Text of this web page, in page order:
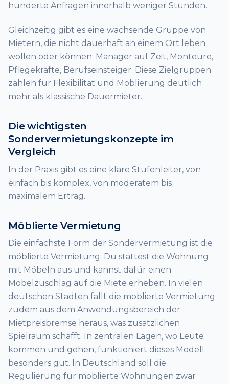
hunderte Anfragen innerhalb weniger Stunden.
Gleichzeitig gibt es eine wachsende Gruppe von
Mietern, die nicht dauerhaft an einem Ort leben
wollen oder können: Manager auf Zeit, Monteure,
Pflegekräfte, Berufseinsteiger. Diese Zielgruppen
zahlen für Flexibilität und Möblierung deutlich
mehr als klassische Dauermieter.
Die wichtigsten
Sondervermietungskonzepte im
Vergleich
In der Praxis gibt es eine klare Stufenleiter, von
einfach bis komplex, von moderatem bis
maximalem Ertrag.
Möblierte Vermietung
Die einfachste Form der Sondervermietung ist die
möblierte Vermietung. Du stattest die Wohnung
mit Möbeln aus und kannst dafür einen
Möbelzuschlag auf die Miete erheben. In vielen
deutschen Städten fällt die möblierte Vermietung
zudem aus dem Anwendungsbereich der
Mietpreisbremse heraus, was zusätzlichen
Spielraum schafft. In zentralen Lagen, wo Leute
kommen und gehen, funktioniert dieses Modell
besonders gut. In Deutschland soll die
Regulierung für möblierte Wohnungen zwar